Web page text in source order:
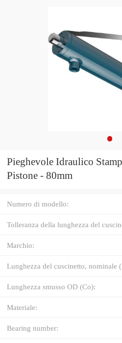
Pieghevole Idraulico
Pistone - 80mm
Numero di modello:
Tolleranza della lunghezza del
Marchio:
Lunghezza del cuscinetto, nominale
Lunghezza smusso OD (Co):
Materiale:
Bearing number: